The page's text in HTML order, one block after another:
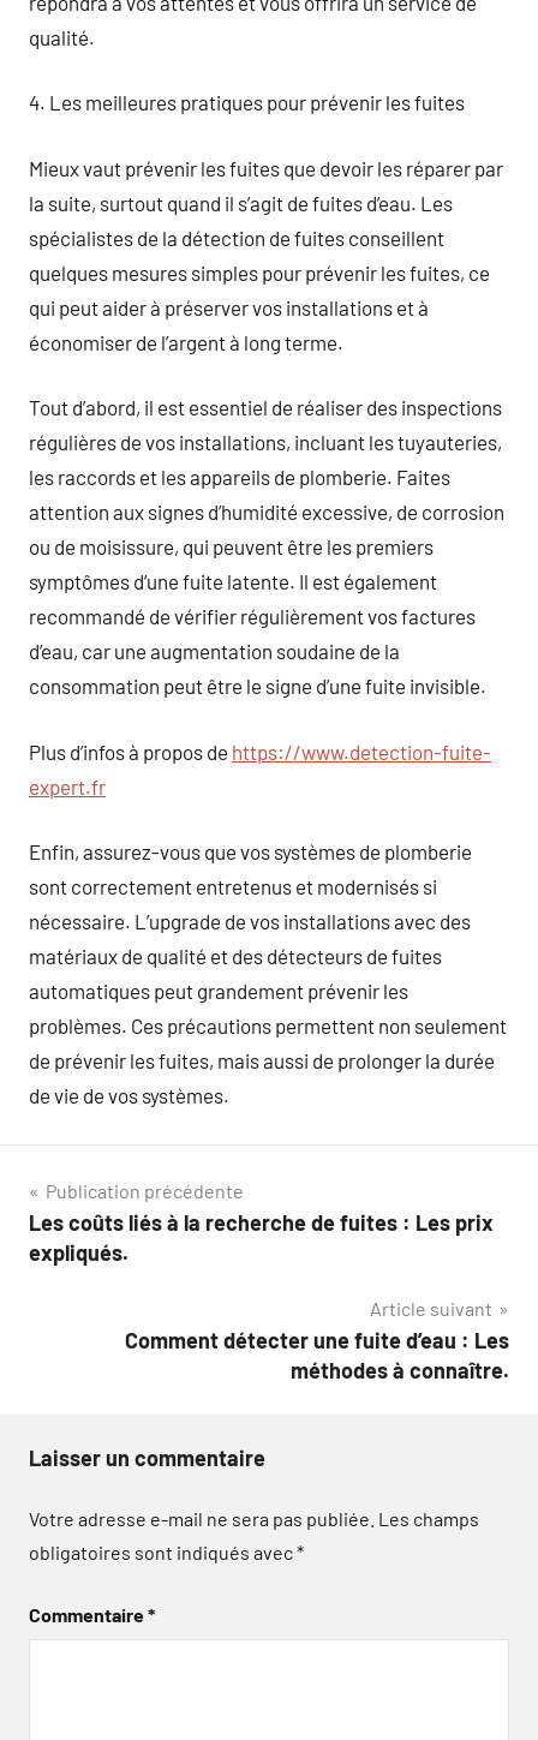
qualité.
4. Les meilleures pratiques pour prévenir les fuites
Mieux vaut prévenir les fuites que devoir les réparer par
la suite, surtout quand il s’agit de fuites d’eau. Les
spécialistes de la détection de fuites conseillent
quelques mesures simples pour prévenir les fuites, ce
qui peut aider à préserver vos installations et à
économiser de l’argent à long terme.
Tout d’abord, il est essentiel de réaliser des inspections
régulières de vos installations, incluant les tuyauteries,
les raccords et les appareils de plomberie. Faites
attention aux signes d’humidité excessive, de corrosion
ou de moisissure, qui peuvent être les premiers
symptômes d’une fuite latente. Il est également
recommandé de vérifier régulièrement vos factures
d’eau, car une augmentation soudaine de la
consommation peut être le signe d’une fuite invisible.
Plus d’infos à propos de https://www.detection-fuite-
expert.fr
Enfin, assurez-vous que vos systèmes de plomberie
sont correctement entretenus et modernisés si
nécessaire. L’upgrade de vos installations avec des
matériaux de qualité et des détecteurs de fuites
automatiques peut grandement prévenir les
problèmes. Ces précautions permettent non seulement
de prévenir les fuites, mais aussi de prolonger la durée
de vie de vos systèmes.
Navigation
de
Publication précédente
Les coûts liés à la recherche de fuites : Les prix
expliqués.
Article suivant
Comment détecter une fuite d’eau : Les
méthodes à connaître.
Laisser un commentaire
Votre adresse e-mail ne sera pas publiée. Les champs
obligatoires sont indiqués avec*
Commentaire*